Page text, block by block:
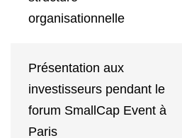
organisationnelle
Présentation aux
investisseurs pendant le
forum SmallCap Event à
Paris